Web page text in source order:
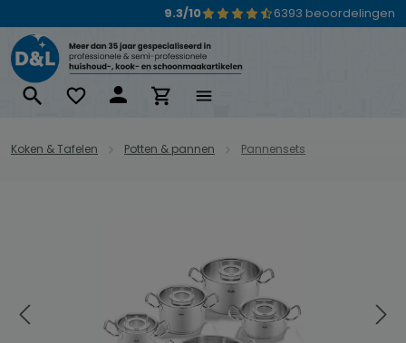
9.3/10 6393 beoordelingen
Koken & Tafelen Potten & pannen Pannensets